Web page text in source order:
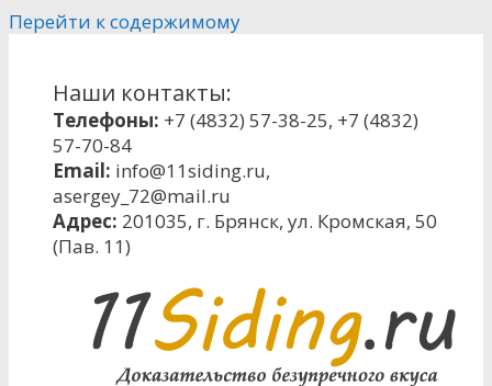
Перейти к содержимому
Наши контакты:
Телефоны: +7 (4832) 57-38-25, +7 (4832)
57-70-84
Email: info@11siding.ru,
asergey_72@mail.ru
Адрес: 201035, г. Брянск, ул. Кромская, 50
(Пав. 11)